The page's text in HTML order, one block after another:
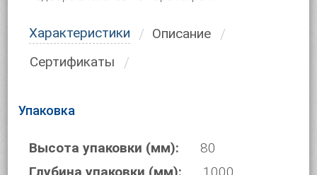
Характеристики
Описание
Сертификаты
Упаковка
Высота упаковки (мм):
80